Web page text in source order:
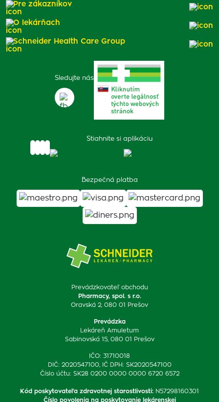
Prevádzkovateľ obchodu
Pharmacy, spol. s r.o.
Oravská 2, 080 01 Prešov
Prevádzka
Lekáreň Amuletum
Sabinovská 15, 080 01 Prešov
IČO: 31710018
DIČ: 2020547100, IČ DPH: SK2020547100
Číslo účtu: SK28 0200 0000 0000 6720 6572
Kód poskytovateľa zdravotnej starostlivosti: N57298160301
Číslo povolenia na poskytovanie lekárenskej
Sledujte nás
Stiahnite si aplikáciu
Bezpečná platba
Pre zákazníkov
O lekárňach
Schneider Health Care Group